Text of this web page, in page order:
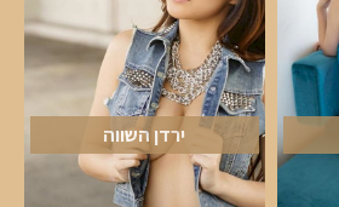
ירדן השווה